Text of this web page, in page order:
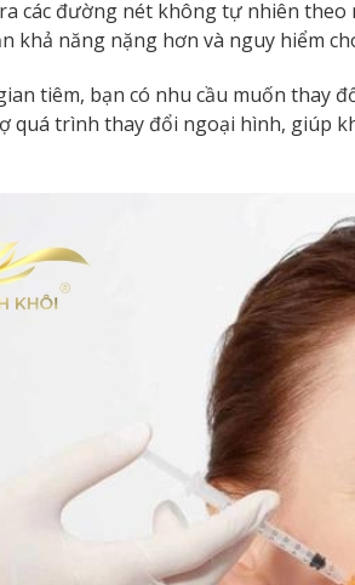
các đường nét không tự nhiên
khả năng nặng hơn và nguy hiểm
tiêm, bạn có nhu cầu muốn thay
quá trình thay đổi ngoại hình, giúp